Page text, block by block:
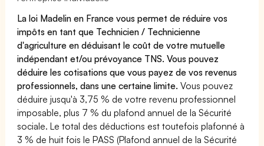
La loi Madelin en France vous permet de réduire vos
impôts en tant que Technicien / Technicienne
d'agriculture en déduisant le coût de votre mutuelle
indépendant et/ou prévoyance TNS. Vous pouvez
déduire les cotisations que vous payez de vos revenus
professionnels, dans une certaine limite.Vous pouvez
déduire jusqu'à 3,75 % de votre revenu professionnel
imposable, plus 7 % du plafond annuel de la Sécurité
sociale. Le total des déductions est toutefois plafonné à
3 % de huit fois le PASS (Plafond annuel de la Sécurité